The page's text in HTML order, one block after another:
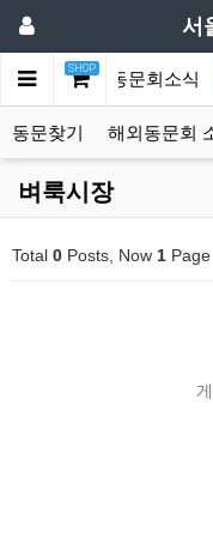
서
SHOP
회소개 총동문회소식
동문찾기 해외동문회
벼룩시장
Total 0 Posts, Now 1 Page